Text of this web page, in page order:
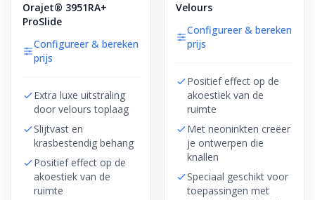
Orajet® 3951RA+
ProSlide
Configureer & bereken
prijs
Extra luxe uitstraling
door velours toplaag
Slijtvast en
krasbestendig behang
Positief effect op de
akoestiek van de
ruimte
Velours
Configureer & bereken
prijs
Positief effect op de
akoestiek van de
ruimte
Met neoninkten creëer
je ontwerpen die
knallen
Speciaal geschikt voor
toepassingen met